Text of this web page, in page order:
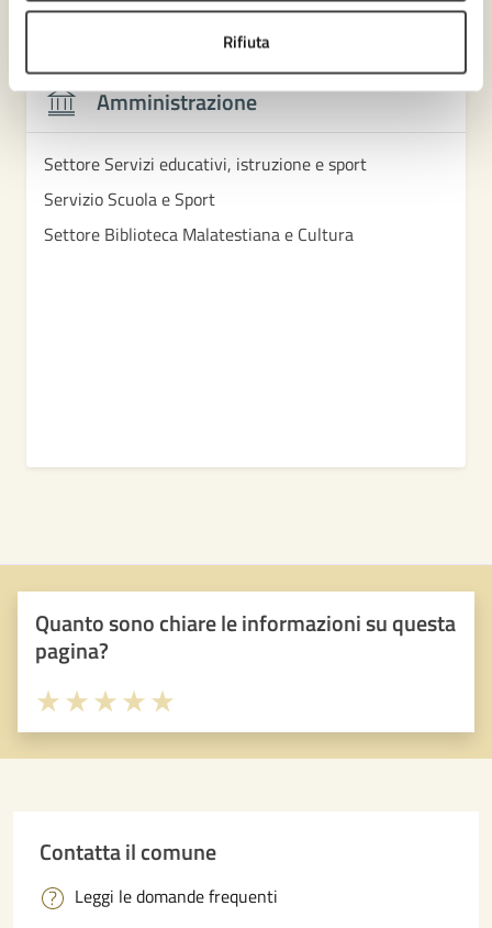
Rifiuta
Contenuti correlati
Amministrazione
Settore Servizi educativi, istruzione e sport
Servizio Scuola e Sport
Settore Biblioteca Malatestiana e Cultura
Quanto sono chiare le informazioni su questa
pagina?
Valuta 5 stelle su 5
Valuta 4 stelle su 5
Valuta 3 stelle su 5
Valuta 2 stelle su 5
Valuta 1 stelle su 5
Contatta il comune
Leggi le domande frequenti